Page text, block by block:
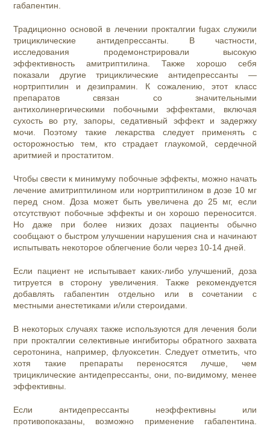
габапентин.
Традиционно основой в лечении прокталгии fugax служили
трициклические антидепрессанты. В частности,
исследования продемонстрировали высокую
эффективность амитриптилина. Также хорошо себя
показали другие трициклические антидепрессанты —
нортриптилин и дезипрамин. К сожалению, этот класс
препаратов связан со значительными
антихолинергическими побочными эффектами, включая
сухость во рту, запоры, седативный эффект и задержку
мочи. Поэтому такие лекарства следует применять с
осторожностью тем, кто страдает глаукомой, сердечной
аритмией и простатитом.
Чтобы свести к минимуму побочные эффекты, можно начать
лечение амитриптилином или нортриптилином в дозе 10 мг
перед сном. Доза может быть увеличена до 25 мг, если
отсутствуют побочные эффекты и он хорошо переносится.
Но даже при более низких дозах пациенты обычно
сообщают о быстром улучшении нарушения сна и начинают
испытывать некоторое облегчение боли через 10-14 дней.
Если пациент не испытывает каких-либо улучшений, доза
титруется в сторону увеличения. Также рекомендуется
добавлять габапентин отдельно или в сочетании с
местными анестетиками и/или стероидами.
В некоторых случаях также используются для лечения боли
при прокталгии селективные ингибиторы обратного захвата
серотонина, например, флуоксетин. Следует отметить, что
хотя такие препараты переносятся лучше, чем
трициклические антидепрессанты, они, по-видимому, менее
эффективны.
Если антидепрессанты неэффективны или
противопоказаны, возможно применение габапентина.